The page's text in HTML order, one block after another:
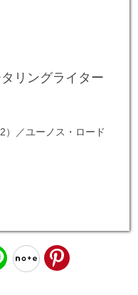
リングライター
）／ユーノス・ロード